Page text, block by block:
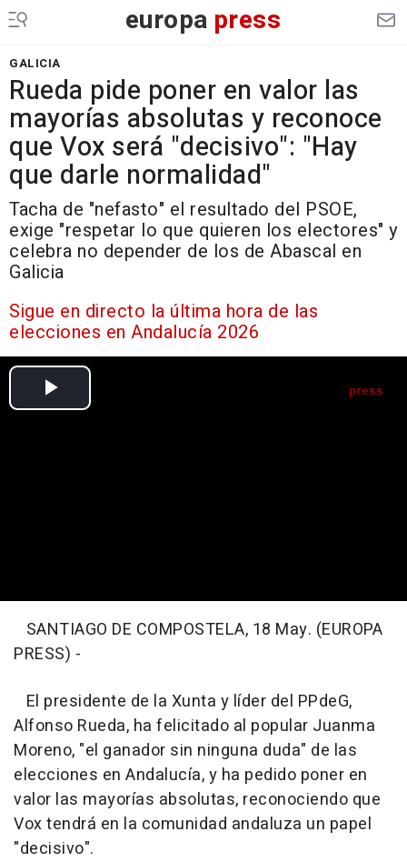
europa press
GALICIA
Rueda pide poner en valor las
mayorías absolutas y reconoce
que Vox será "decisivo": "Hay
que darle normalidad"
Tacha de "nefasto" el resultado del PSOE,
exige "respetar lo que quieren los electores" y
celebra no depender de los de Abascal en
Galicia
Sigue en directo la última hora de las
elecciones en Andalucía 2026
SANTIAGO DE COMPOSTELA, 18 May. (EUROPA
PRESS) -
El presidente de la Xunta y líder del PPdeG,
Alfonso Rueda, ha felicitado al popular Juanma
Moreno, "el ganador sin ninguna duda" de las
elecciones en Andalucía, y ha pedido poner en
valor las mayorías absolutas, reconociendo que
Vox tendrá en la comunidad andaluza un papel
"decisivo".